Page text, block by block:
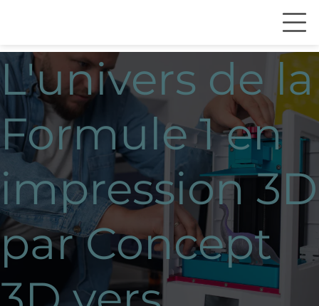
L'univers de la
Formule 1 en
impression 3D
par Concept